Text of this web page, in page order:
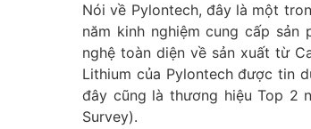
Nói về Pylontech, đây là một
năm kinh nghiệm cung cấp
nghệ toàn diện về sản xuất từ
Lithium của Pylontech được tin
đây cũng là thương hiệu Top 2
Survey).